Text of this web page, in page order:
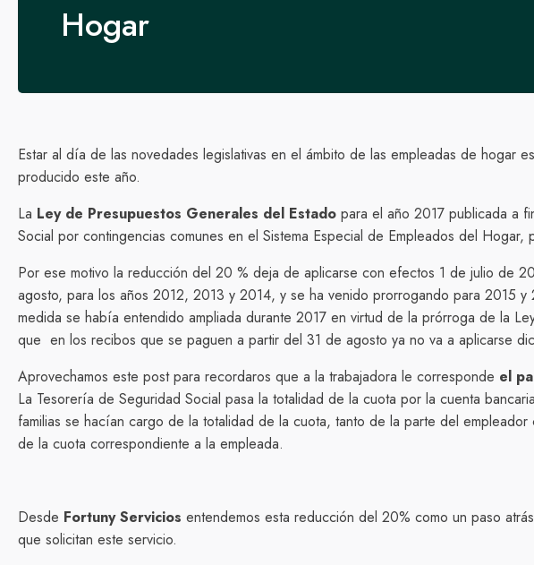
Hogar
Estar al día de las novedades legislativas en el ámbito de las empleadas de hogar
producido este año.
La Ley de Presupuestos Generales del Estado para el año 2017 publicada a
Social por contingencias comunes en el Sistema Especial de Empleados del
Por ese motivo la reducción del 20 % deja de aplicarse con efectos 1 de julio de
agosto, para los años 2012, 2013 y 2014, y se ha venido prorrogando para 2015
medida se había entendido ampliada durante 2017 en virtud de la prórroga de la
que en los recibos que se paguen a partir del 31 de agosto ya no va a aplicarse
Aprovechamos este post para recordaros que a la trabajadora le corresponde el
La Tesorería de Seguridad Social pasa la totalidad de la cuota por la cuenta
familias se hacían cargo de la totalidad de la cuota, tanto de la parte del
de la cuota correspondiente a la empleada.
Desde Fortuny Servicios entendemos esta reducción del 20% como un paso
que solicitan este servicio.